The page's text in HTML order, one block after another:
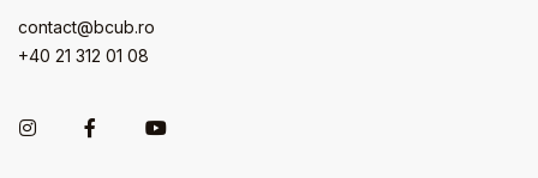
contact@bcub.ro
+40 21 312 01 08